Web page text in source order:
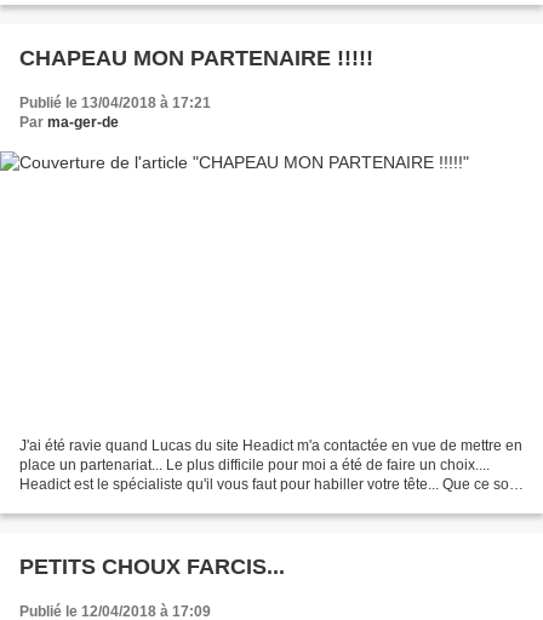
CHAPEAU MON PARTENAIRE !!!!!
Publié le 13/04/2018 à 17:21
Par ma-ger-de
J'ai été ravie quand Lucas du site Headict m'a contactée en vue de mettre en
place un partenariat... Le plus difficile pour moi a été de faire un choix....
Headict est le spécialiste qu'il vous faut pour habiller votre tête... Que ce soit
PETITS CHOUX FARCIS...
Publié le 12/04/2018 à 17:09